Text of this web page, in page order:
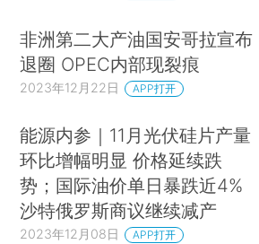
非洲第二大产油国安哥拉宣布
退圈 OPEC内部现裂痕
2023年12月22日 APP打开
能源内参｜11月光伏硅片产量
环比增幅明显 价格延续跌
势；国际油价单日暴跌近4%
沙特俄罗斯商议继续减产
2023年12月08日 APP打开